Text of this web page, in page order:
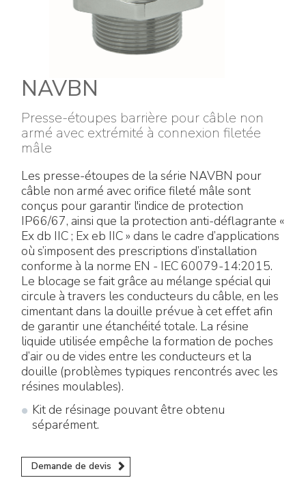
NAVBN
Presse-étoupes barrière pour câble non
armé avec extrémité à connexion filetée
mâle
Les presse-étoupes de la série NAVBN pour
câble non armé avec orifice fileté mâle sont
conçus pour garantir l'indice de protection
IP66/67, ainsi que la protection anti-déflagrante «
Ex db IIC ; Ex eb IIC » dans le cadre d’applications
où s’imposent des prescriptions d’installation
conforme à la norme EN - IEC 60079-14:2015.
Le blocage se fait grâce au mélange spécial qui
circule à travers les conducteurs du câble, en les
cimentant dans la douille prévue à cet effet afin
de garantir une étanchéité totale. La résine
liquide utilisée empêche la formation de poches
d’air ou de vides entre les conducteurs et la
douille (problèmes typiques rencontrés avec les
résines moulables).
Kit de résinage pouvant être obtenu
séparément.
Demande de devis
Raccords électriques
Aspirateurs
Série étanche
Instructions techniques
Énergie verte
Politique de l'entreprise
Travaillez avec nous
Devenez notre distributeur
Liste des références
Certificats d’entreprise
Interviews et presse
Galerie et vidéos